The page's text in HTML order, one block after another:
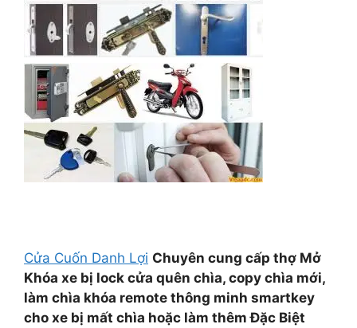
Cửa Cuốn Danh Lợi Chuyên cung cấp thợ Mở
Khóa xe bị lock cửa quên chìa, copy chìa mới,
làm chìa khóa remote thông minh smartkey
cho xe bị mất chìa hoặc làm thêm Đặc Biệt